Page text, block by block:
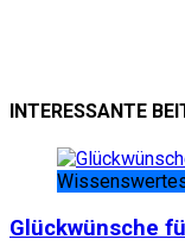
INTERESSANTE
Glückwünsche